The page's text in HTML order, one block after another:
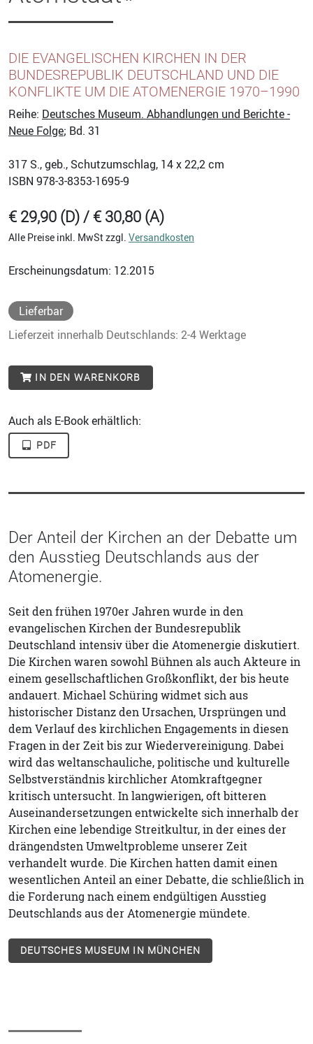
DIE EVANGELISCHEN KIRCHEN IN DER
BUNDESREPUBLIK DEUTSCHLAND UND DIE
KONFLIKTE UM DIE ATOMENERGIE 1970–1990
Reihe: Deutsches Museum. Abhandlungen und Berichte -
Neue Folge; Bd. 31
317 S., geb., Schutzumschlag, 14 x 22,2 cm
ISBN 978-3-8353-1695-9
€ 29,90 (D) / € 30,80 (A)
Alle Preise inkl. MwSt zzgl. Versandkosten
Erscheinungsdatum: 12.2015
Lieferbar
Lieferzeit innerhalb Deutschlands: 2-4 Werktage
IN DEN WARENKORB
Auch als E-Book erhältlich:
PDF
Der Anteil der Kirchen an der Debatte um
den Ausstieg Deutschlands aus der
Atomenergie.
Seit den frühen 1970er Jahren wurde in den
evangelischen Kirchen der Bundesrepublik
Deutschland intensiv über die Atomenergie diskutiert.
Die Kirchen waren sowohl Bühnen als auch Akteure in
einem gesellschaftlichen Großkonflikt, der bis heute
andauert. Michael Schüring widmet sich aus
historischer Distanz den Ursachen, Ursprüngen und
dem Verlauf des kirchlichen Engagements in diesen
Fragen in der Zeit bis zur Wiedervereinigung. Dabei
wird das weltanschauliche, politische und kulturelle
Selbstverständnis kirchlicher Atomkraftgegner
kritisch untersucht. In langwierigen, oft bitteren
Auseinandersetzungen entwickelte sich innerhalb der
Kirchen eine lebendige Streitkultur, in der eines der
drängendsten Umweltprobleme unserer Zeit
verhandelt wurde. Die Kirchen hatten damit einen
wesentlichen Anteil an einer Debatte, die schließlich in
die Forderung nach einem endgültigen Ausstieg
Deutschlands aus der Atomenergie mündete.
DEUTSCHES MUSEUM IN MÜNCHEN